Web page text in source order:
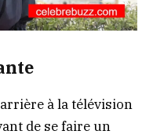
à la télévision
de se faire un